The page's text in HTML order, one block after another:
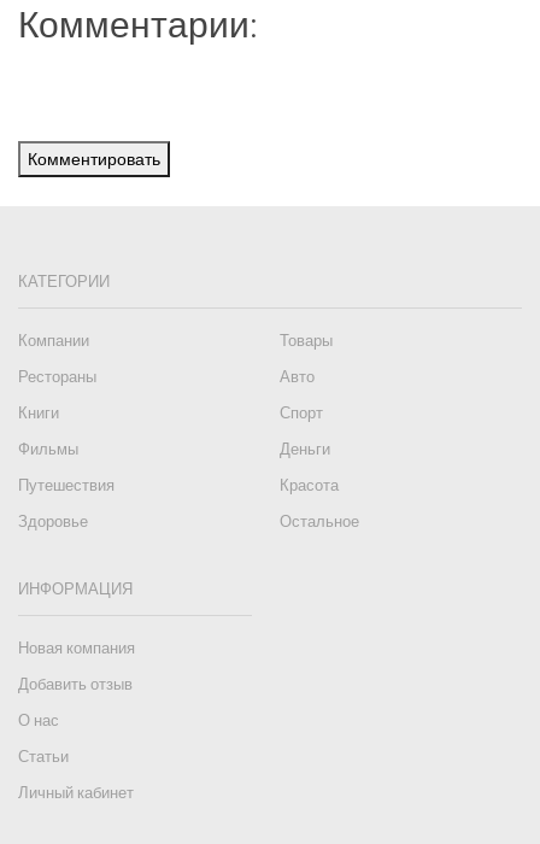
Комментарии:
Комментировать
КАТЕГОРИИ
Компании
Товары
Рестораны
Авто
Книги
Спорт
Фильмы
Деньги
Путешествия
Красота
Здоровье
Остальное
ИНФОРМАЦИЯ
Новая компания
Добавить отзыв
О нас
Статьи
Личный кабинет